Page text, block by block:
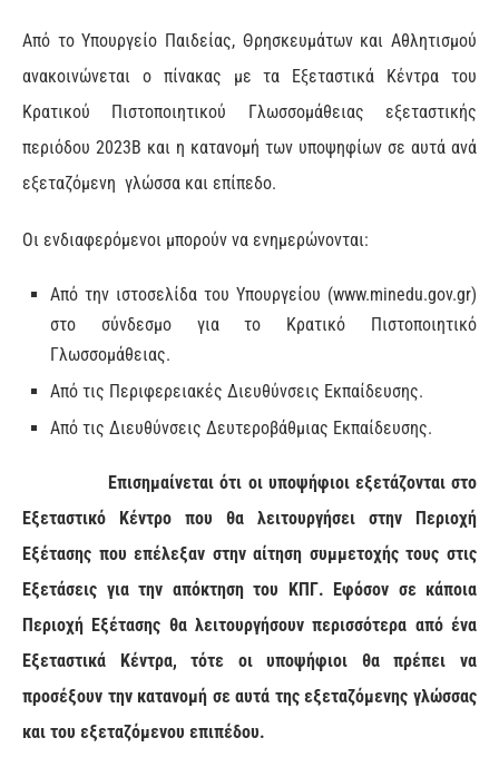
Από το Υπουργείο Παιδείας, Θρησκευμάτων και Αθλητισμού
ανακοινώνεται ο πίνακας με τα Εξεταστικά Κέντρα του
Κρατικού Πιστοποιητικού Γλωσσομάθειας εξεταστικής
περιόδου 2023Β και η κατανομή των υποψηφίων σε αυτά ανά
εξεταζόμενη γλώσσα και επίπεδο.
Οι ενδιαφερόμενοι μπορούν να ενημερώνονται:
Από την ιστοσελίδα του Υπουργείου (www.minedu.gov.gr)
στο σύνδεσμο για το Κρατικό Πιστοποιητικό
Γλωσσομάθειας.
Από τις Περιφερειακές Διευθύνσεις Εκπαίδευσης.
Από τις Διευθύνσεις Δευτεροβάθμιας Εκπαίδευσης.
Επισημαίνεται ότι οι υποψήφιοι εξετάζονται στο
Εξεταστικό Κέντρο που θα λειτουργήσει στην Περιοχή
Εξέτασης που επέλεξαν στην αίτηση συμμετοχής τους στις
Eξετάσεις για την απόκτηση του ΚΠΓ. Εφόσον σε κάποια
Περιοχή Εξέτασης θα λειτουργήσουν περισσότερα από ένα
Εξεταστικά Κέντρα, τότε οι υποψήφιοι θα πρέπει να
προσέξουν την κατανομή σε αυτά της εξεταζόμενης γλώσσας
και του εξεταζόμενου επιπέδου.